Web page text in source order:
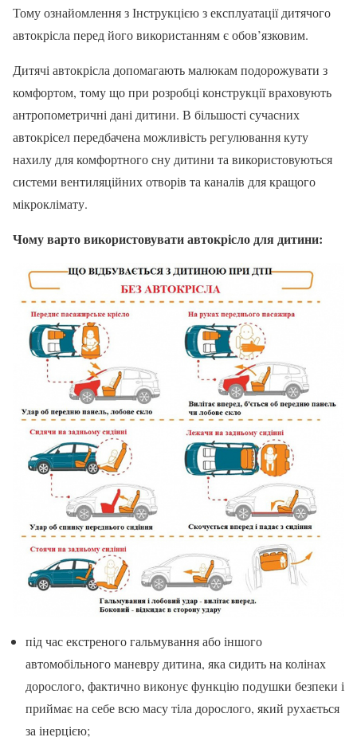
Тому ознайомлення з Інструкцією з експлуатації дитячого
автокрісла перед його використанням є обов’язковим.
Дитячі автокрісла допомагають малюкам подорожувати з
комфортом, тому що при розробці конструкції враховують
антропометричні дані дитини. В більшості сучасних
автокрісел передбачена можливість регулювання куту
нахилу для комфортного сну дитини та використовуються
системи вентиляційних отворів та каналів для кращого
мікроклімату.
Чому варто використовувати автокрісло для дитини:
під час екстреного гальмування або іншого
автомобільного маневру дитина, яка сидить на колінах
дорослого, фактично виконує функцію подушки безпеки і
приймає на себе всю масу тіла дорослого, який рухається
за інерцією;